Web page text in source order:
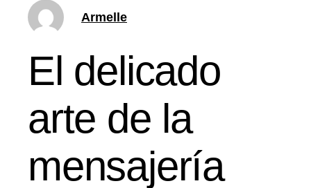
Armelle
El delicado
arte de la
mensajería